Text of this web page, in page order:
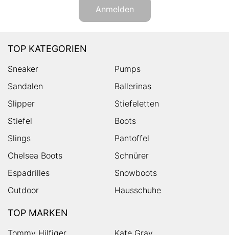
Anmelden
TOP KATEGORIEN
Sneaker
Pumps
Sandalen
Ballerinas
Slipper
Stiefeletten
Stiefel
Boots
Slings
Pantoffel
Chelsea Boots
Schnürer
Espadrilles
Snowboots
Outdoor
Hausschuhe
TOP MARKEN
Tommy Hilfiger
Kate Gray